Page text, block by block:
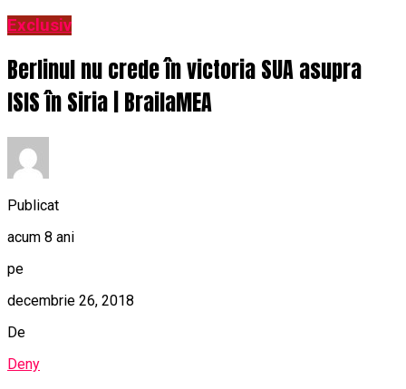
Exclusiv
Berlinul nu crede în victoria SUA asupra
ISIS în Siria | BrailaMEA
Publicat
acum 8 ani
pe
decembrie 26, 2018
De
Deny